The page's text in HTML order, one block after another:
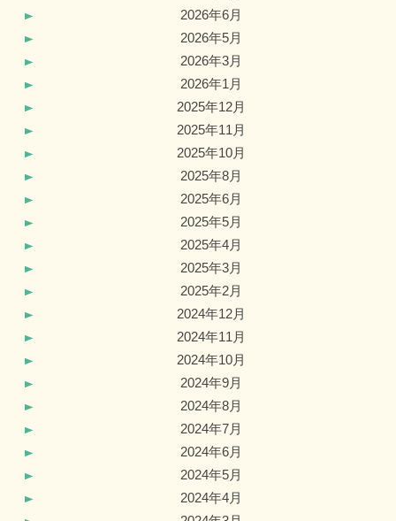
2026年6月
2026年5月
2026年3月
2026年1月
2025年12月
2025年11月
2025年10月
2025年8月
2025年6月
2025年5月
2025年4月
2025年3月
2025年2月
2024年12月
2024年11月
2024年10月
2024年9月
2024年8月
2024年7月
2024年6月
2024年5月
2024年4月